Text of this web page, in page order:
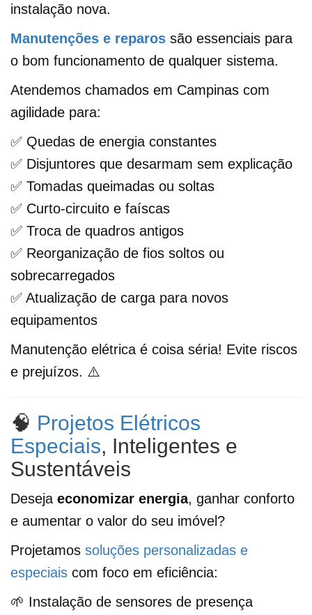
instalação nova.
Manutenções e reparos são essenciais para
o bom funcionamento de qualquer sistema.
Atendemos chamados em Campinas com
agilidade para:
✅ Quedas de energia constantes
✅ Disjuntores que desarmam sem explicação
✅ Tomadas queimadas ou soltas
✅ Curto-circuito e faíscas
✅ Troca de quadros antigos
✅ Reorganização de fios soltos ou
sobrecarregados
✅ Atualização de carga para novos
equipamentos
Manutenção elétrica é coisa séria! Evite riscos
e prejuízos. ⚠️
🧠 Projetos Elétricos
Especiais, Inteligentes e
Sustentáveis
Deseja economizar energia, ganhar conforto
e aumentar o valor do seu imóvel?
Projetamos soluções personalizadas e
especiais com foco em eficiência:
🌱 Instalação de sensores de presença